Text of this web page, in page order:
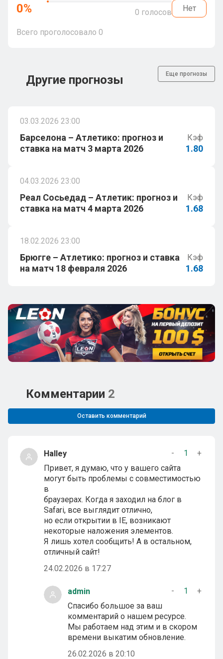
0% 0 голосов Нет
Всего проголосовало 0
Другие прогнозы Еще прогнозы
03.03.2026 23:00
Барселона – Атлетико: прогноз и
ставка на матч 3 марта 2026
Кэф
1.80
04.03.2026 23:00
Реал Сосьедад – Атлетик: прогноз и
ставка на матч 4 марта 2026
Кэф
1.68
18.02.2026 23:00
Брюгге – Атлетико: прогноз и ставка
на матч 18 февраля 2026
Кэф
1.68
Комментарии 2
Оставить комментарий
Halley - 1
+
Привет, я думаю, что у вашего сайта
могут быть проблемы с совместимостью
в
браузерах. Когда я заходил на блог в
Safari, все выглядит отлично,
но если открытии в IE, возникают
некоторые наложения элементов.
Я лишь хотел сообщить! А в остальном,
отличный сайт!
24.02.2026 в 17:27
admin - 1
+
Спасибо большое за ваш
комментарий о нашем ресурсе.
Мы работаем над этим и в скором
времени выкатим обновление.
26.02.2026 в 20:10